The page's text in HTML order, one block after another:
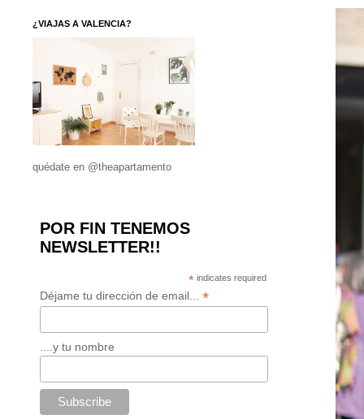
¿VIAJAS A VALENCIA?
quédate en @theapartamento
POR FIN TENEMOS
NEWSLETTER!!
* indicates required
Déjame tu dirección de email... *
....y tu nombre